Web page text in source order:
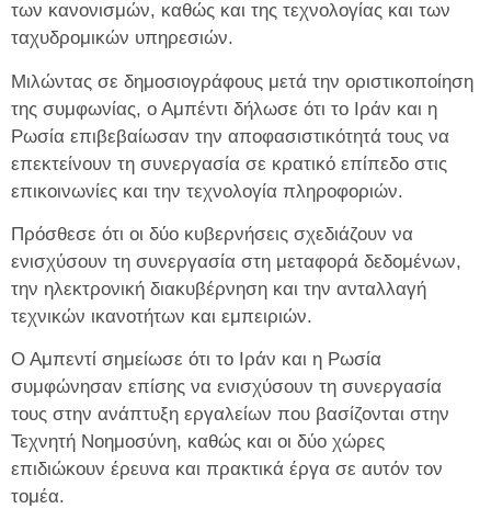
των κανονισμών, καθώς και της τεχνολογίας και των
ταχυδρομικών υπηρεσιών.
Μιλώντας σε δημοσιογράφους μετά την οριστικοποίηση
της συμφωνίας, ο Αμπέντι δήλωσε ότι το Ιράν και η
Ρωσία επιβεβαίωσαν την αποφασιστικότητά τους να
επεκτείνουν τη συνεργασία σε κρατικό επίπεδο στις
επικοινωνίες και την τεχνολογία πληροφοριών.
Πρόσθεσε ότι οι δύο κυβερνήσεις σχεδιάζουν να
ενισχύσουν τη συνεργασία στη μεταφορά δεδομένων,
την ηλεκτρονική διακυβέρνηση και την ανταλλαγή
τεχνικών ικανοτήτων και εμπειριών.
Ο Αμπεντί σημείωσε ότι το Ιράν και η Ρωσία
συμφώνησαν επίσης να ενισχύσουν τη συνεργασία
τους στην ανάπτυξη εργαλείων που βασίζονται στην
Τεχνητή Νοημοσύνη, καθώς και οι δύο χώρες
επιδιώκουν έρευνα και πρακτικά έργα σε αυτόν τον
τομέα.